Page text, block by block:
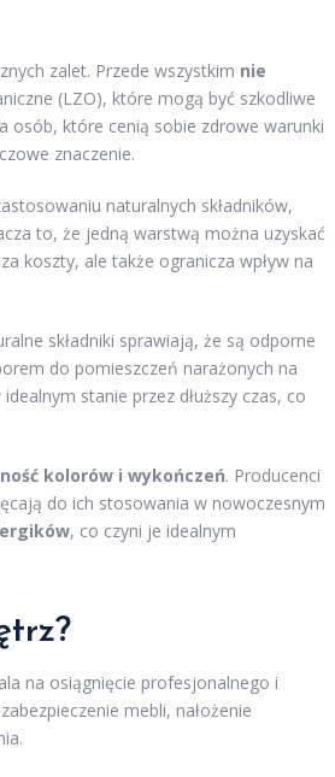
zalet. Przede wszystkim nie
(LZO), które mogą być szkodliwe
osób, które cenią sobie zdrowe warunki
znaczenie.
naturalnych składników,
to, że jedną warstwą można uzyskać
koszty, ale także ogranicza wpływ na
składniki sprawiają, że są odporne
do pomieszczeń narażonych na
stanie przez dłuższy czas, co
kolorów i wykończeń. Producenci
do ich stosowania w nowoczesnym
, co czyni je idealnym
na osiągnięcie profesjonalnego i
mebli, nałożenie